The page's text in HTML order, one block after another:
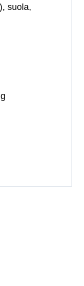
suola,